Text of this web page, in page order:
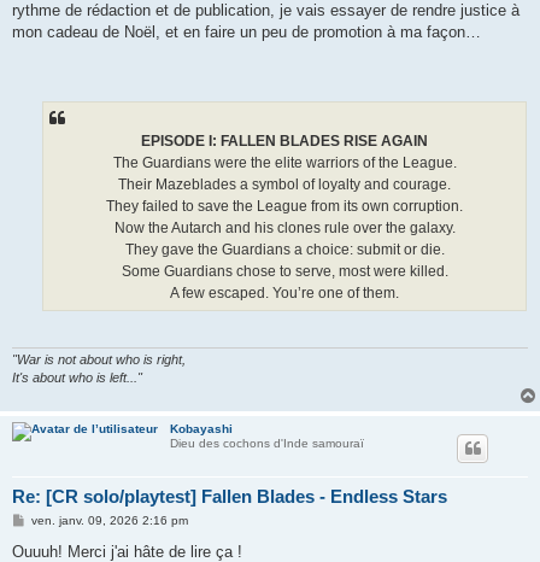
rythme de rédaction et de publication, je vais essayer de rendre justice à
mon cadeau de Noël, et en faire un peu de promotion à ma façon…
EPISODE I: FALLEN BLADES RISE AGAIN
The Guardians were the elite warriors of the League.
Their Mazeblades a symbol of loyalty and courage.
They failed to save the League from its own corruption.
Now the Autarch and his clones rule over the galaxy.
They gave the Guardians a choice: submit or die.
Some Guardians chose to serve, most were killed.
A few escaped. You’re one of them.
"War is not about who is right,
It's about who is left..."
Kobayashi
Dieu des cochons d'Inde samouraï
Re: [CR solo/playtest] Fallen Blades - Endless Stars
M
s
ven. janv. 09, 2026 2:16 pm
Ouuuh! Merci j'ai hâte de lire ça !